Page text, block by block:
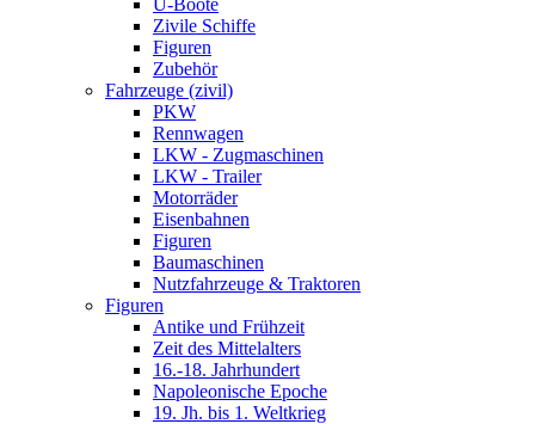
U-Boote
Zivile Schiffe
Figuren
Zubehör
Fahrzeuge (zivil)
PKW
Rennwagen
LKW - Zugmaschinen
LKW - Trailer
Motorräder
Eisenbahnen
Figuren
Baumaschinen
Nutzfahrzeuge & Traktoren
Figuren
Antike und Frühzeit
Zeit des Mittelalters
16.-18. Jahrhundert
Napoleonische Epoche
19. Jh. bis 1. Weltkrieg